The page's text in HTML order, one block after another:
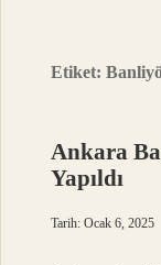
Etiket:
Ankara
Yapıldı
Tarih: Ocak 6, 2025